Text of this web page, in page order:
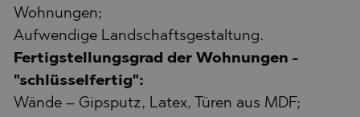
Wohnungen;
Aufwendige Landschaftsgestaltung.
Fertigstellungsgrad der Wohnungen -
"schlüsselfertig":
Wände – Gipsputz, Latex, Türen aus MDF;